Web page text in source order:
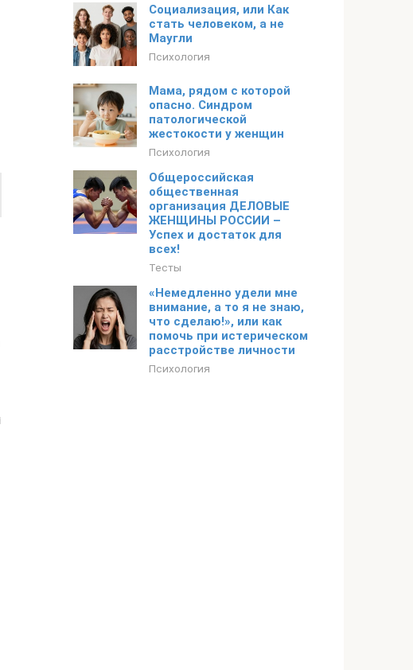
Социализация, или Как
стать человеком, а не
Маугли
Психология
Мама, рядом с которой
опасно. Синдром
патологической
жестокости у женщин
Психология
Общероссийская
общественная
организация ДЕЛОВЫЕ
ЖЕНЩИНЫ РОССИИ –
Успех и достаток для
всех!
Тесты
«Немедленно удели мне
внимание, а то я не знаю,
что сделаю!», или как
помочь при истерическом
расстройстве личности
Психология